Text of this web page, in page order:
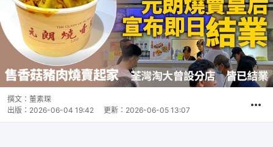
撰文： 董素琛
出版： 2026-06-04 19:42 更新： 2026-06-05 13:07